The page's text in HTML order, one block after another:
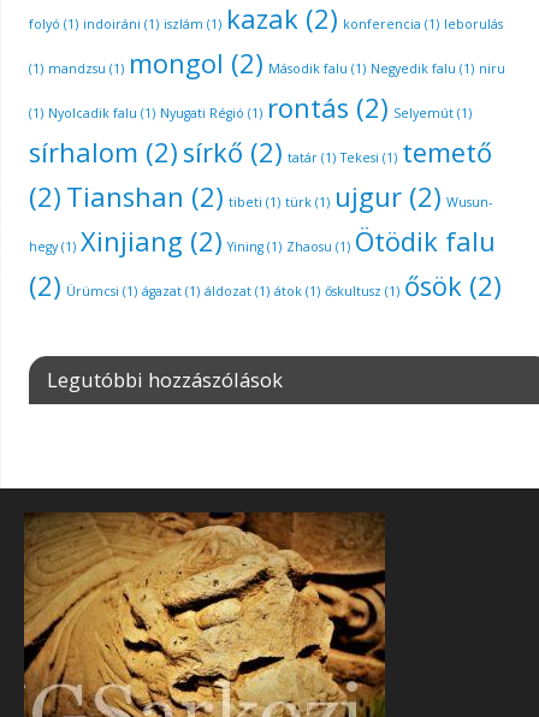
folyó (1) indoiráni (1) iszlám (1) kazak(2) konferencia (1) leborulás
(1) mandzsu (1) mongol (2) Második falu (1) Negyedik falu (1) niru
(1) Nyolcadik falu (1) Nyugati Régió (1) rontás (2) Selyemút(1)
sírhalom (2) sírkő (2) tatár(1) Tekesi (1) temető
(2) Tianshan (2) tibeti (1) türk(1) ujgur(2) Wusun-
hegy(1) Xinjiang (2) Yining(1) Zhaosu (1) Ötödik falu
(2) Ürümcsi (1) ágazat(1) áldozat(1) átok(1) őskultusz (1) ősök(2)
Legutóbbi hozzászólások